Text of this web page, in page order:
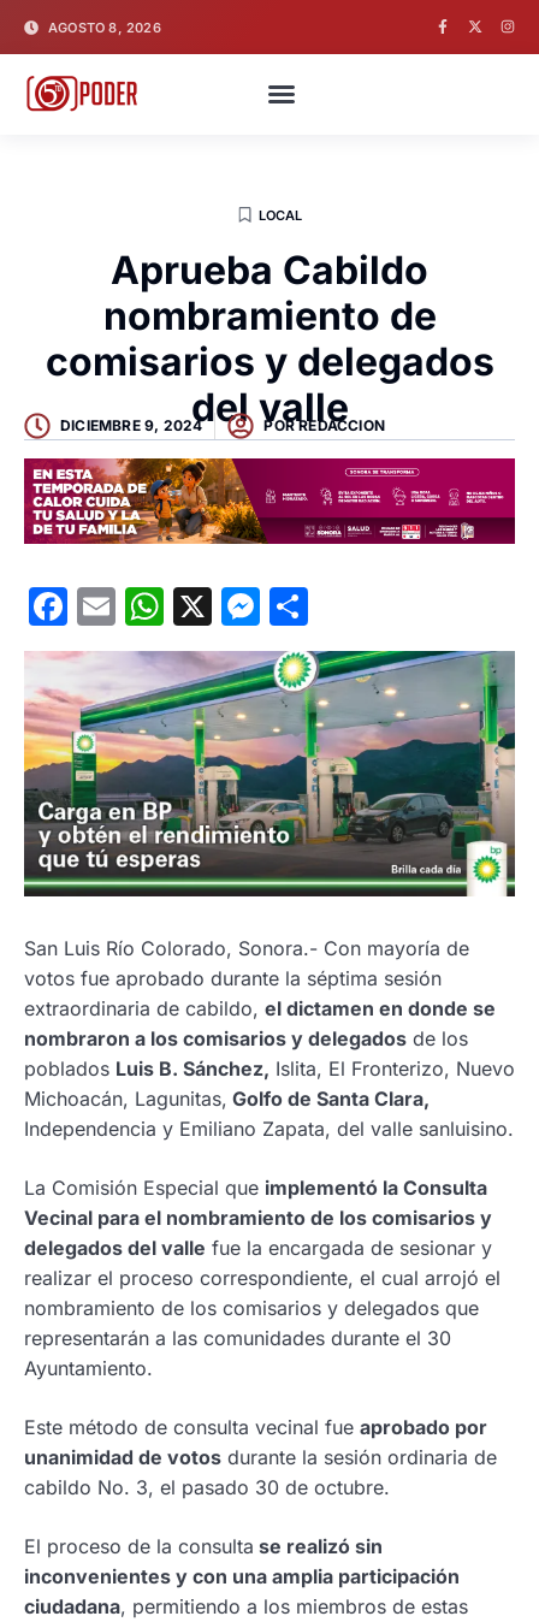
AGOSTO 8, 2026
LOCAL
Aprueba Cabildo
nombramiento de
comisarios y delegados
del valle
DICIEMBRE 9, 2024 PORREDACCION
Facebook
EmailWhatsApp
X Messenger
San Luis Río Colorado, Sonora.- Con mayoría de
votos fue aprobado durante la séptima sesión
extraordinaria de cabildo, el dictamen en donde se
nombraron a los comisarios y delegados de los
poblados Luis B. Sánchez, Islita, El Fronterizo, Nuevo
Michoacán, Lagunitas, Golfo de Santa Clara,
Independencia y Emiliano Zapata, del valle sanluisino.
La Comisión Especial que implementó la Consulta
Vecinal para el nombramiento de los comisarios y
delegados del valle fue la encargada de sesionar y
realizar el proceso correspondiente, el cual arrojó el
nombramiento de los comisarios y delegados que
representarán a las comunidades durante el 30
Ayuntamiento.
Este método de consulta vecinal fue aprobado por
unanimidad de votos durante la sesión ordinaria de
cabildo No. 3, el pasado 30 de octubre.
El proceso de la consulta se realizó sin
inconvenientes y con una amplia participación
ciudadana, permitiendo a los miembros de estas